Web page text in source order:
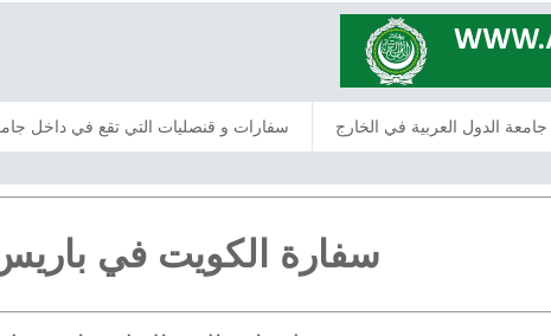
الدول العربية في الخارج سفارات و قنصليات التي تقع في داخل
سفارة الكويت في